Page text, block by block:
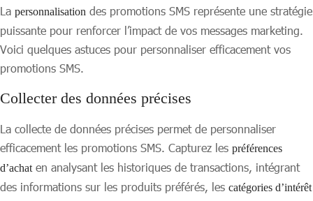
La personnalisation des promotions SMS représente une stratégie
puissante pour renforcer l’impact de vos messages marketing.
Voici quelques astuces pour personnaliser efficacement vos
promotions SMS.
Collecter des données précises
La collecte de données précises permet de personnaliser
efficacement les promotions SMS. Capturez les préférences
d’achat en analysant les historiques de transactions, intégrant
des informations sur les produits préférés, les catégories d’intérêt